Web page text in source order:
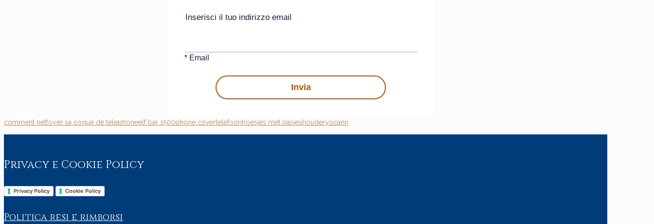
Inserisci il tuo indirizzo email
* Email
Invia
comment nettoyer sa coque de telephoneelf bar 1500phone covertelefoonhoesjes met pasjeshouderyocann
Privacy e Cookie Policy
Privacy Policy Cookie Policy
Politica resi e rimborsi